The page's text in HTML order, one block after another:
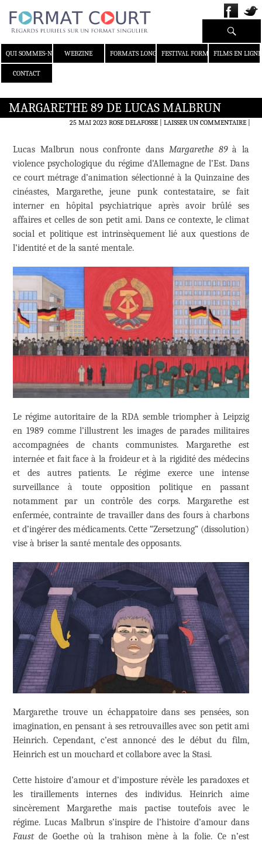
QUI SOMMES-NOUS ?WEBZINE FORMATS LONGS FESTIVAL FORMAT COURT
FILMS EN LIGNE
CONTACT
Recherche
MARGARETHE 89 DE LUCAS MALBRUN
25 MAI 2023 ROSE DELAFOSSE LAISSER UN COMMENTAIRE|
Lucas Malbrun nous confronte dans Margarethe 89à la
violence psychologique du régime d’Allemagne de l’Est. Dans
ce court métrage d’animation sélectionné à la Quinzaine des
cinéastes, Margarethe, jeune punk contestataire, se fait
interner en hôpital psychiatrique après avoir brûlé ses
affaires et celles de son petit ami. Dans ce contexte, le climat
social et politique est intrinsèquement lié aux questions de
l’identité et de la santé mentale.
Le régime autoritaire de la RDA semble triompher à Leipzig
en 1989 comme l’illustrent les images de parades militaires
accompagnées de chants communistes. Margarethe est
internée et fait face à la froideur et à la rigidité des médecins
et des autres patients. Le régime exerce une intense
surveillance à toute opposition politique en passant
notamment par un contrôle des corps. Margarethe est
enfermée, contrainte de travailler dans des fours à charbons
et d’ingérer des médicaments. Cette “Zersetzung” (dissolution)
vise à briser la santé mentale des opposants.
Margarethe trouve un échappatoire dans ses pensées, son
imagination, en pensant à ses retrouvailles avec son petit ami
Heinrich. Cependant, c’est annoncé des le début du film,
Heinrich est un mouchard et collabore avec la Stasi.
Cette histoire d’amour et d’imposture révèle les paradoxes et
les tiraillements internes des individus. Heinrich aime
sincèrement Margarethe mais pactise toutefois avec le
régime. Lucas Malbrun s’inspire de l’histoire d’amour dans
Faustde Goethe où la trahison mène à la folie. Ce n’est